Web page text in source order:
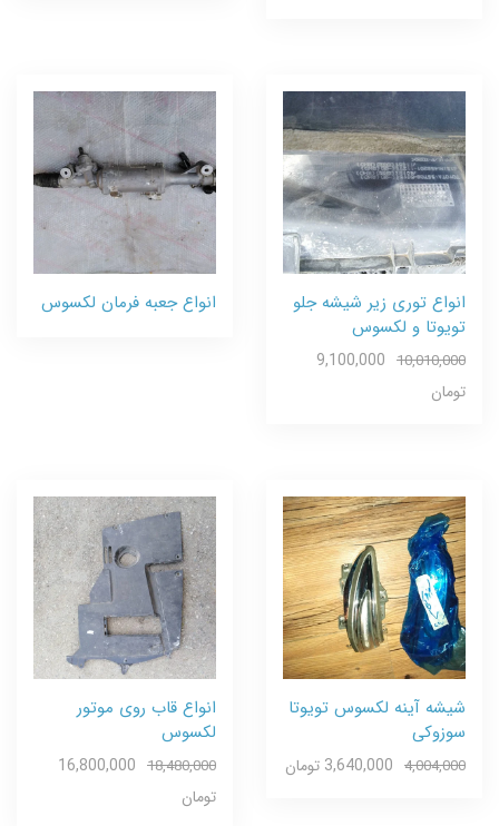
انواع توری زیر شیشه جلو
تویوتا و لکسوس
10,010,000
9,100,000
تومان
انواع جعبه فرمان لکسوس
شیشه آینه لکسوس تویوتا
سوزوکی
4,004,000 3,640,000 تومان
انواع قاب روی موتور
لکسوس
18,480,000
16,800,000
تومان